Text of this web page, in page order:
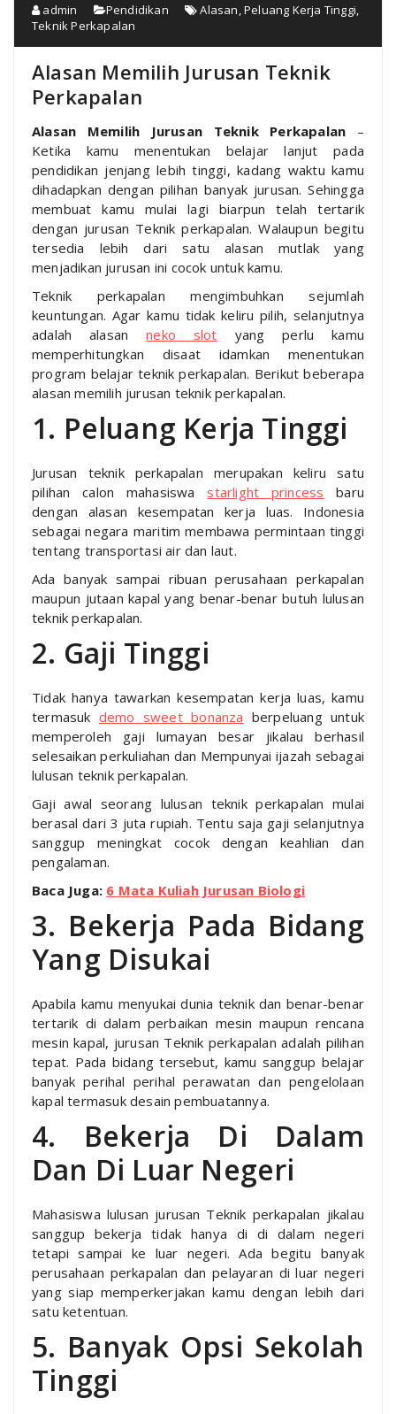
admin Pendidikan Alasan ,Peluang Kerja Tinggi
Teknik Perkapalan
Alasan Memilih Jurusan Teknik
Perkapalan
Alasan Memilih Jurusan Teknik Perkapalan –
Ketika kamu menentukan belajar lanjut pada
pendidikan jenjang lebih tinggi, kadang waktu kamu
dihadapkan dengan pilihan banyak jurusan. Sehingga
membuat kamu mulai lagi biarpun telah tertarik
dengan jurusan Teknik perkapalan. Walaupun begitu
tersedia lebih dari satu alasan mutlak yang
menjadikan jurusan ini cocok untuk kamu.
Teknik perkapalan mengimbuhkan sejumlah
keuntungan. Agar kamu tidak keliru pilih, selanjutnya
adalah alasanneko slot yang perlu kamu
memperhitungkan disaat idamkan menentukan
program belajar teknik perkapalan. Berikut beberapa
alasan memilih jurusan teknik perkapalan.
1. Peluang Kerja Tinggi
Jurusan teknik perkapalan merupakan keliru satu
pilihan calon mahasiswa starlight princess baru
dengan alasan kesempatan kerja luas. Indonesia
sebagai negara maritim membawa permintaan tinggi
tentang transportasi air dan laut.
Ada banyak sampai ribuan perusahaan perkapalan
maupun jutaan kapal yang benar-benar butuh lulusan
teknik perkapalan.
2. Gaji Tinggi
Tidak hanya tawarkan kesempatan kerja luas, kamu
termasuk demo sweet bonanza berpeluang untuk
memperoleh gaji lumayan besar jikalau berhasil
selesaikan perkuliahan dan Mempunyai ijazah sebagai
lulusan teknik perkapalan.
Gaji awal seorang lulusan teknik perkapalan mulai
berasal dari 3 juta rupiah. Tentu saja gaji selanjutnya
sanggup meningkat cocok dengan keahlian dan
pengalaman.
Baca Juga: 6 Mata Kuliah Jurusan Biologi
3. Bekerja Pada Bidang
Yang Disukai
Apabila kamu menyukai dunia teknik dan benar-benar
tertarik di dalam perbaikan mesin maupun rencana
mesin kapal, jurusan Teknik perkapalan adalah pilihan
tepat. Pada bidang tersebut, kamu sanggup belajar
banyak perihal perihal perawatan dan pengelolaan
kapal termasuk desain pembuatannya.
4. Bekerja Di Dalam
Dan Di Luar Negeri
Mahasiswa lulusan jurusan Teknik perkapalan jikalau
sanggup bekerja tidak hanya di di dalam negeri
tetapi sampai ke luar negeri. Ada begitu banyak
perusahaan perkapalan dan pelayaran di luar negeri
yang siap memperkerjakan kamu dengan lebih dari
satu ketentuan.
5. Banyak Opsi Sekolah
Tinggi